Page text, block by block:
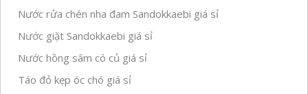
Nước rửa chén nha đam Sandokkaebi giá sỉ
Nước giặt Sandokkaebi giá sỉ
Nước hồng sâm có củ giá sỉ
Táo đỏ kẹp óc chó giá sỉ